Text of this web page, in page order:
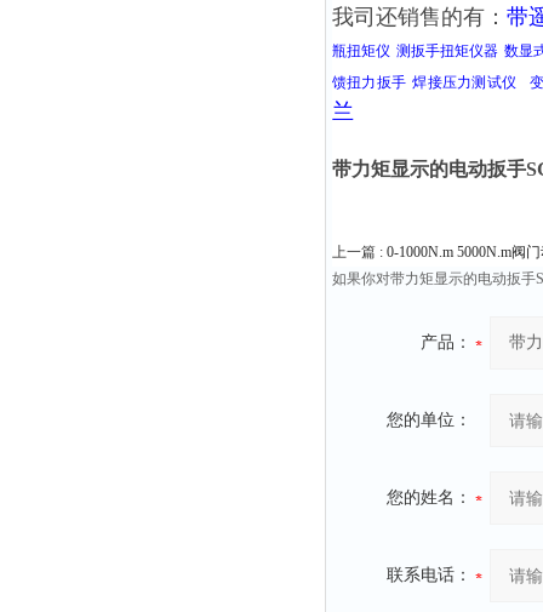
我司还销售的有： 带
瓶扭矩仪 测扳手扭矩仪器 数显
馈扭力扳手 焊接压力测试仪
兰
带力矩显示的电动扳手
上一篇 : 0-1000N.m 5000N.m阀
如果你对带力矩显示的电动扳手
产品：
您的单位：
您的姓名：
联系电话：